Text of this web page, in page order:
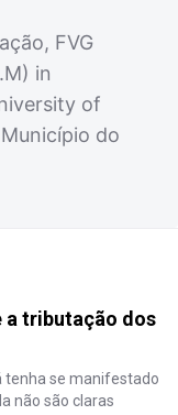
FVG
in
of
do
a tributação dos
tenha se manifestado
não são claras